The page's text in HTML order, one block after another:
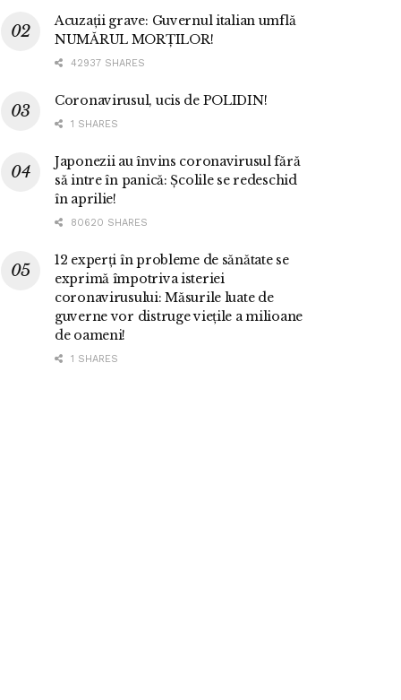
Acuzații grave: Guvernul italian umflă
NUMĂRUL MORȚILOR!
42937 SHARES
Coronavirusul, ucis de POLIDIN!
1 SHARES
Japonezii au învins coronavirusul fără
să intre în panică: Școlile se redeschid
în aprilie!
80620 SHARES
12 experți în probleme de sănătate se
exprimă împotriva isteriei
coronavirusului: Măsurile luate de
guverne vor distruge viețile a milioane
de oameni!
1 SHARES